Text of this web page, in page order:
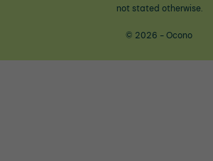
not stated otherwise.
© 2026 - Ocono